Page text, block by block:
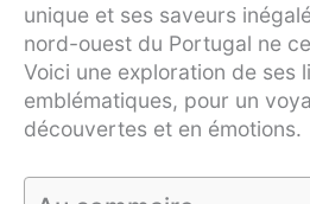
unique et ses saveurs
nord-ouest du Portugal ne
Voici une exploration de ses
emblématiques, pour un
découvertes et en émotions.